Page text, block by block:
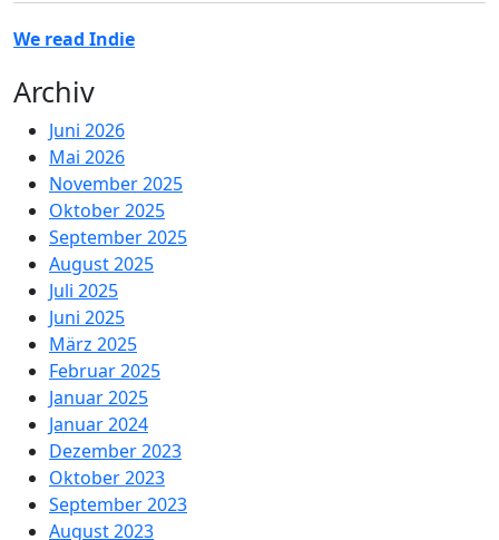
We read Indie
Archiv
Juni 2026
Mai 2026
November 2025
Oktober 2025
September 2025
August 2025
Juli 2025
Juni 2025
März 2025
Februar 2025
Januar 2025
Januar 2024
Dezember 2023
Oktober 2023
September 2023
August 2023